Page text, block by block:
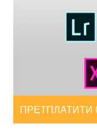
ПРЕТПЛАТИТИ